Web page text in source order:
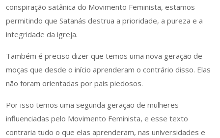
conspiração satânica do Movimento Feminista, estamos
permitindo que Satanás destrua a prioridade, a pureza e a
integridade da igreja.
Também é preciso dizer que temos uma nova geração de
moças que desde o início aprenderam o contrário disso. Elas
não foram orientadas por pais piedosos.
Por isso temos uma segunda geração de mulheres
influenciadas pelo Movimento Feminista, e esse texto
contraria tudo o que elas aprenderam, nas universidades e